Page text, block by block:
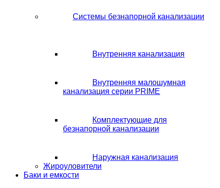
Системы безнапорной канализации
Внутренняя канализация
Внутренняя малошумная
канализация серии PRIME
Комплектующие для
безнапорной канализации
Наружная канализация
Жироуловители
Баки и емкости